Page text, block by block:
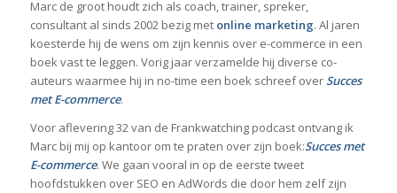
Marc de groot houdt zich als coach, trainer, spreker,
consultant al sinds 2002 bezig met online marketing. Al jaren
koesterde hij de wens om zijn kennis over e-commerce in een
boek vast te leggen. Vorig jaar verzamelde hij diverse co-
auteurs waarmee hij in no-time een boek schreef overSucces
met E-commerce.
Voor aflevering 32 van de Frankwatching podcast ontvang ik
Marc bij mij op kantoor om te praten over zijn boek:Succes met
E-commerce. We gaan vooral in op de eerste tweet
hoofdstukken over SEO en AdWords die door hem zelf zijn